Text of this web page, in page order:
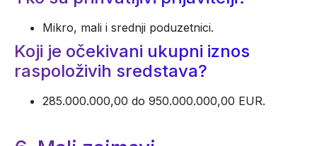
Mikro, mali i srednji poduzetnici.
Koji je očekivani ukupni iznos
raspoloživih sredstava?
285.000.000,00 do 950.000.000,00 EUR.